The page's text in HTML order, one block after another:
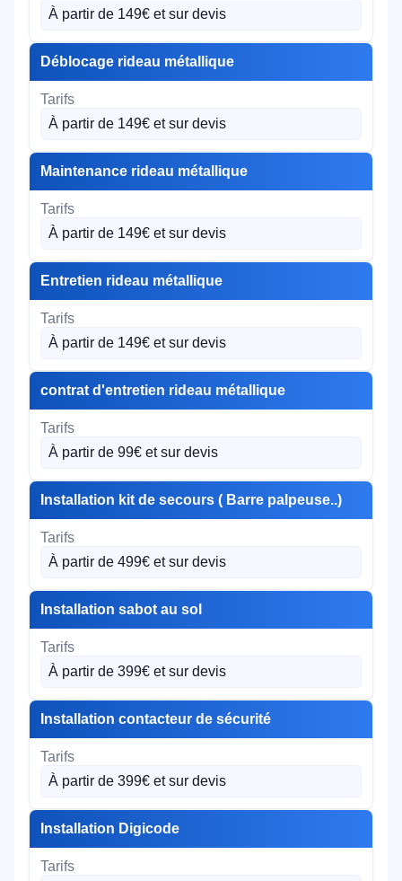
À partir de 149€ et sur devis
Déblocage rideau métallique
À partir de 149€ et sur devis
Maintenance rideau métallique
À partir de 149€ et sur devis
Entretien rideau métallique
À partir de 149€ et sur devis
contrat d'entretien rideau métallique
À partir de 99€ et sur devis
Installation kit de secours ( Barre palpeuse..)
À partir de 499€ et sur devis
Installation sabot au sol
À partir de 399€ et sur devis
Installation contacteur de sécurité
À partir de 399€ et sur devis
Installation Digicode